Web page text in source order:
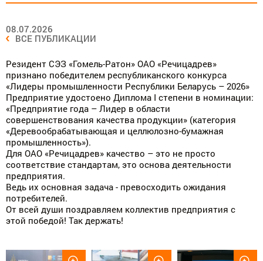
ВСЕ ПУБЛИКАЦИИ
08.07.2026
Резидент СЭЗ «Гомель-Ратон» ОАО «Речицадрев»
признано победителем республиканского конкурса
«Лидеры промышленности Республики Беларусь – 2026»
Предприятие удостоено Диплома I степени в номинации:
«Предприятие года – Лидер в области
совершенствования качества продукции» (категория
«Деревообрабатывающая и целлюлозно-бумажная
промышленность»).
Для ОАО «Речицадрев» качество – это не просто
соответствие стандартам, это основа деятельности
предприятия.
Ведь их основная задача - превосходить ожидания
потребителей.
От всей души поздравляем коллектив предприятия с
этой победой! Так держать!